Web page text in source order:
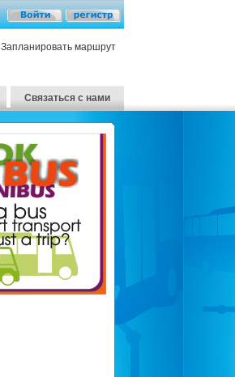
Запланировать маршрут
Связаться с нами